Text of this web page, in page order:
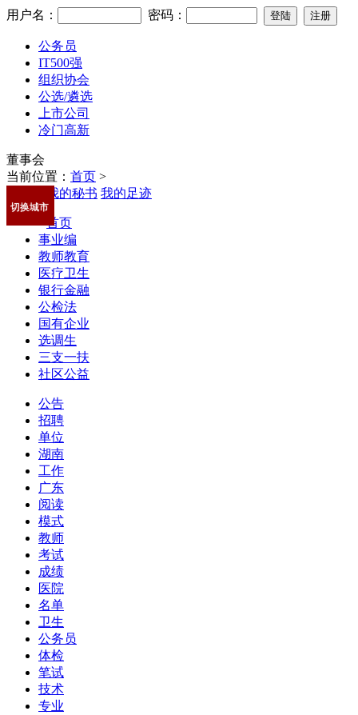
用户名： 密码：
公务员
IT500强
组织协会
公选/遴选
上市公司
冷门高新
董事会
当前位置： 首页 >
切换城市
我的秘书 我的足迹
首页
事业编
教师教育
医疗卫生
银行金融
公检法
国有企业
选调生
三支一扶
社区公益
公告
招聘
单位
湖南
工作
广东
阅读
模式
教师
考试
成绩
医院
名单
卫生
公务员
体检
笔试
技术
专业